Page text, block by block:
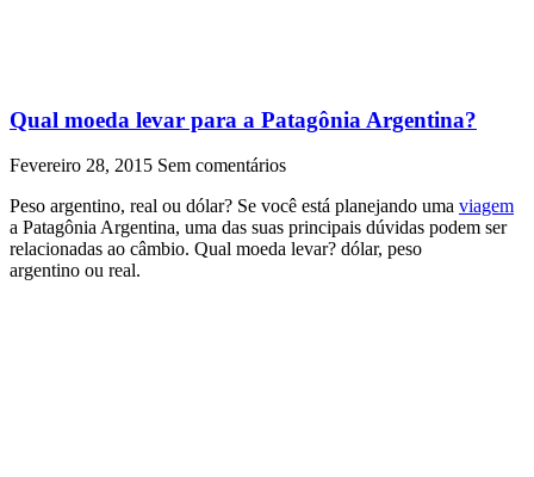
Qual moeda levar para a Patagônia Argentina?
Fevereiro 28, 2015 Sem comentários
Peso argentino, real ou dólar? Se você está planejando uma viagem
a Patagônia Argentina, uma das suas principais dúvidas podem ser
relacionadas ao câmbio. Qual moeda levar? dólar, peso
argentino ou real.